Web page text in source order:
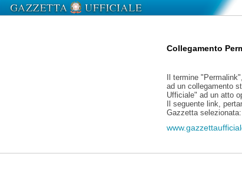
Collegamento
Il termine
ad un collegamento
Ufficiale" ad un atto
Il seguente link,
Gazzetta selezionata: